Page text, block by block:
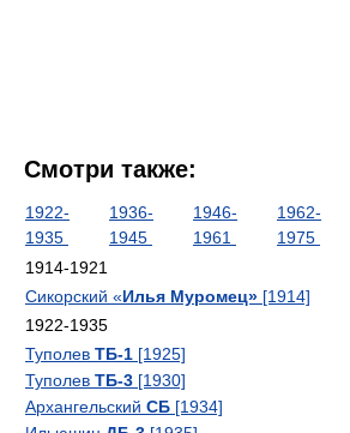
Смотри также:
1922-
1935
1936-
1945
1946-
1961
1962-
1975
1914-1921
Сикорский «Илья Муромец» [1914]
1922-1935
Туполев ТБ-1 [1925]
Туполев ТБ-3 [1930]
Архангельский СБ [1934]